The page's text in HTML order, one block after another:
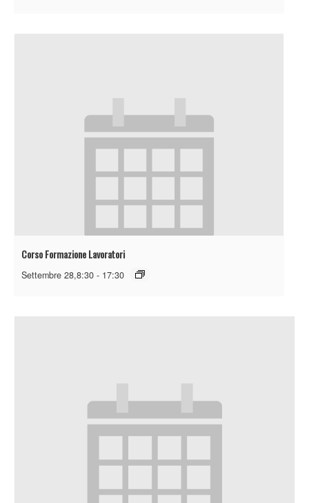
Corso Formazione Lavoratori
Settembre 28,8:30 - 17:30